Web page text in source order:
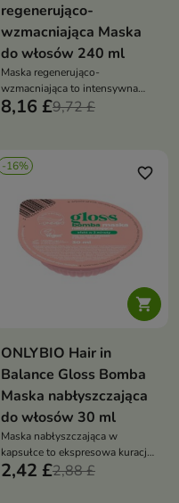
regenerująco-
wzmacniająca Maska
do włosów 240 ml
Maska regenerująco-
wzmacniająca to intensywna
kuracja, która odbudowuje
8,16 £9,72 £
-16%

favorite_border
ONLYBIO Hair in
Balance Gloss Bomba
Maska nabłyszczająca
do włosów 30 ml
Maska nabłyszczająca w
kapsułce to ekspresowa kuracja
do włosów, która w zaledwie
2,42 £2,88 £